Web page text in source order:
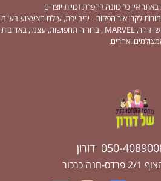
אין כל כוונה להפרת זכויות יוצרים
לקרן אור הפקות - יריב יפת, עולם הצעצוע בע"מ
-ענת עיצובים - תחפושות וחיוכים , שושי זוהר, MARVEL , ברוריה תחפושות, עצמי, באדיבות
ואחרים.
4089008 דורון
1 פרדס-חנה כרכור